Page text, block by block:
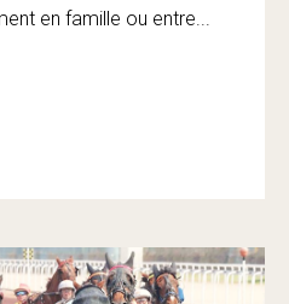
en famille ou entre...